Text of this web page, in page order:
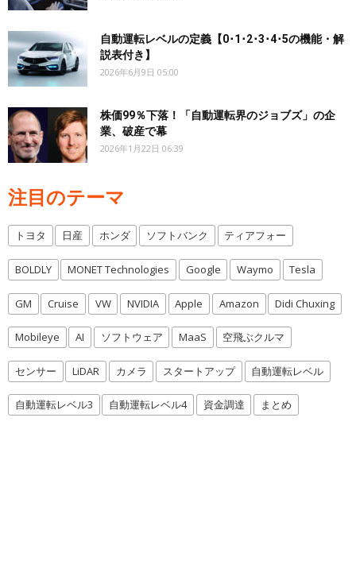
自動運転レベルの定義【0･1･2･3･4･5の機能・解
説表付き】
2026年6月9日 05:00
株価99％下落！「自動運転界のジョブズ」の企
業、破産で幕
2026年1月22日 06:39
注目のテーマ
トヨタ 日産 ホンダ ソフトバンク ティアフォー
BOLDLY MONET Technologies Google Waymo Tesla
GM Cruise VW NVIDIA Apple Amazon Didi Chuxing
Mobileye AI ソフトウェア MaaS 空飛ぶクルマ
センサー LiDAR カメラ スタートアップ 自動運転レベル
自動運転レベル3 自動運転レベル4 資金調達 まとめ